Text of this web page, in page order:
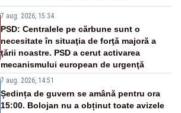
7 aug. 2026, 15:34
PSD: Centralele pe cărbune sunt o
necesitate în situaţia de forţă majoră a
ţării noastre. PSD a cerut activarea
mecanismului european de urgenţă
7 aug. 2026, 14:51
Ședința de guvern se amână pentru ora
15:00. Bolojan nu a obținut toate avizele